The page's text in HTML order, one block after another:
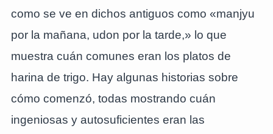
como se ve en dichos antiguos como «manjyu
por la mañana, udon por la tarde,» lo que
muestra cuán comunes eran los platos de
harina de trigo. Hay algunas historias sobre
cómo comenzó, todas mostrando cuán
ingeniosas y autosuficientes eran las